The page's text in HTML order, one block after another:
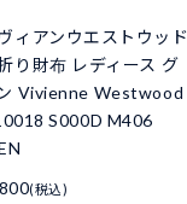
ィアンウエストウッド
り財布 レディース グ
Vivienne Westwood
S000D M406
(税込)